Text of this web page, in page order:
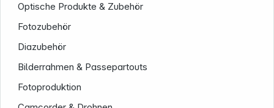
Optische Produkte & Zubehör
Fotozubehör
Diazubehör
Bilderrahmen & Passepartouts
Fotoproduktion